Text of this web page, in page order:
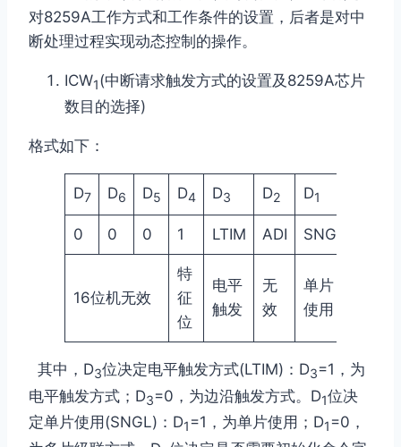
对8259A工作方式和工作条件的设置，后者是对中
断处理过程实现动态控制的操作。
ICW1(中断请求触发方式的设置及8259A芯片
数目的选择)
格式如下：
D7 D6 D5 D4 D3 D2 D1
0 0 0 1 LTIM ADI SNGL
16位机无效
特
征
位
电平
触发
无
效
单片
使用
其中，D3位决定电平触发方式(LTIM)：D3=1，为
电平触发方式；D3=0，为边沿触发方式。D1位决
定单片使用(SNGL)：D1=1，为单片使用；D1=0，